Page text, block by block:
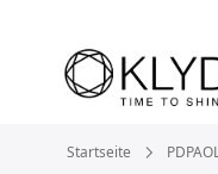
Startseite